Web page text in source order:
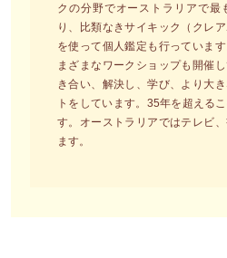
クの分野でオーストラリアで最
り、比類なきサイキック（クレ
を使って個人鑑定も行っていま
まざまなワークショップも開催
き合い、解決し、学び、より大
トをしています。35年を超える
す。オーストラリアではテレビ
ます。